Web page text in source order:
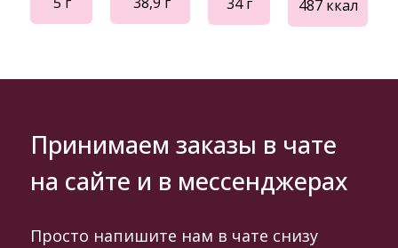
487 ккал
Принимаем заказы в чате
на сайте и в мессенджерах
Просто напишите нам в чате снизу